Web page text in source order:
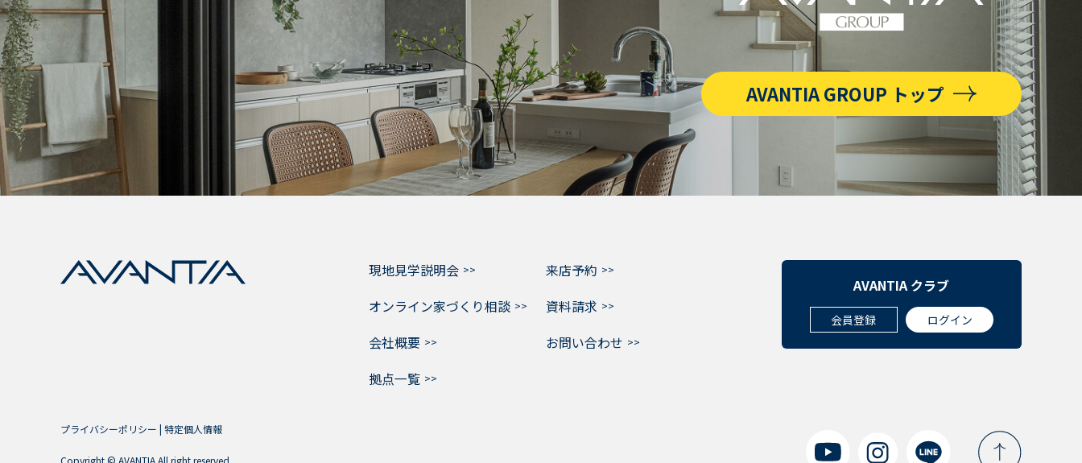
AVANTIA GROUP トップ
現地見学説明会
オンライン家づくり相談
会社概要
拠点一覧
来店予約
資料請求
お問い合わせ
AVANTIA クラブ
会員登録 ログイン
プライバシーポリシー | 特定個人情報
Copyright © AVANTIA All right reserved